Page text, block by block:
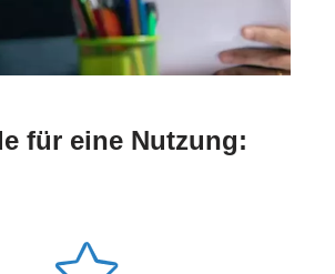
für eine Nutzung: